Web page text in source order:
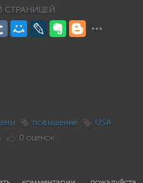
СТРАНИЦЕЙ
повышение
USA
0 оценок